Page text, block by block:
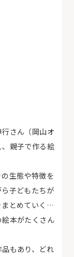
さん（岡山オ
親子で作る絵
生態や特徴を
子どもたちが
まとめていく…
本がたくさん
もあり、どれ